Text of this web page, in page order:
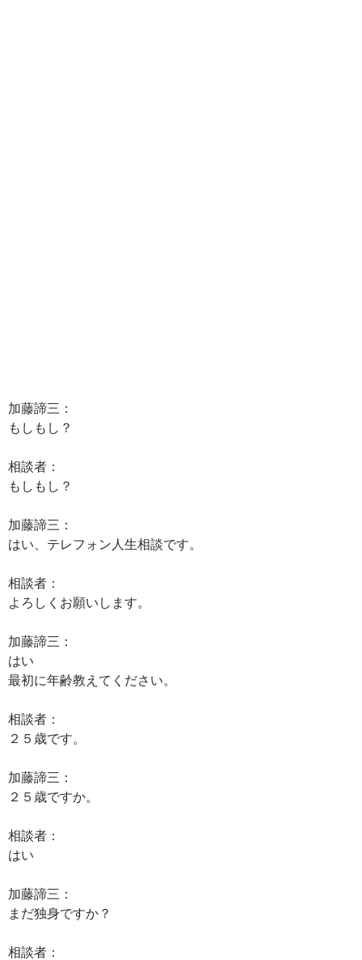
加藤諦三：
もしもし？
相談者：
もしもし？
加藤諦三：
はい、テレフォン人生相談です。
相談者：
よろしくお願いします。
加藤諦三：
はい
最初に年齢教えてください。
相談者：
２５歳です。
加藤諦三：
２５歳ですか。
相談者：
はい
加藤諦三：
まだ独身ですか？
相談者：